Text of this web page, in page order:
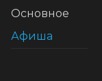
Основное
Афиша